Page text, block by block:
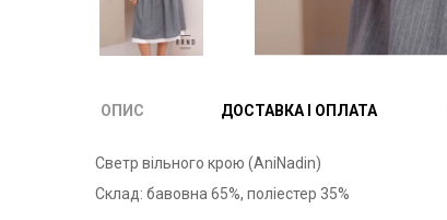
ОПИС ДОСТАВКА І ОПЛАТА
Светр вільного крою (AniNadin)
Склад: бавовна 65%, поліестер 35%